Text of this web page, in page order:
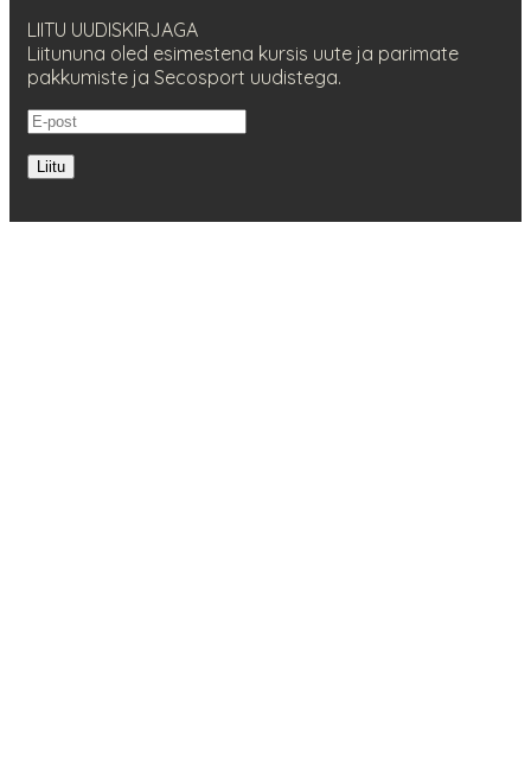
LIITU UUDISKIRJAGA
Liitununa oled esimestena kursis uute ja parimate
pakkumiste ja Secosport uudistega.
Liitu